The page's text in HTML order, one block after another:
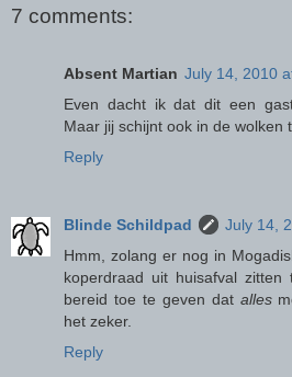
7 comments:
Absent Martian July 14, 2010
Even dacht ik dat dit een
Maar jij schijnt ook in de wolken
Reply
Blinde Schildpad
July 14,
Hmm, zolang er nog in
koperdraad uit huisafval
bereid toe te geven dat alles
het zeker.
Reply